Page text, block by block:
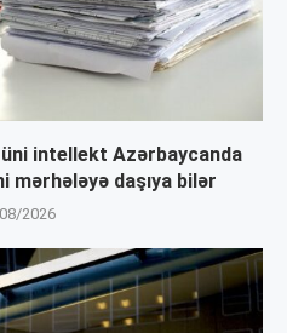
intellekt Azərbaycanda
mərhələyə daşıya bilər
2026